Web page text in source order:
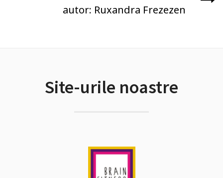
autor: Ruxandra Frezezen
Site-urile noastre